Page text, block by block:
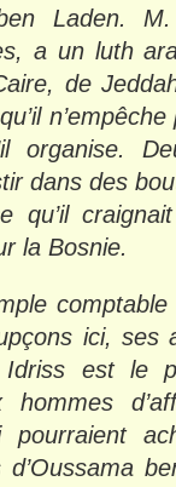
Laden.
a un luth
de
organise.
dans des
qu’il
la Bosnie.
ici, ses
est le